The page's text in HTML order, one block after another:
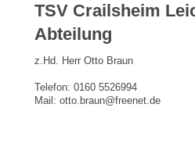
TSV Crailsheim
Abteilung
z.Hd. Herr Otto Braun
Telefon: 0160 5526994
Mail: otto.braun@freenet.de